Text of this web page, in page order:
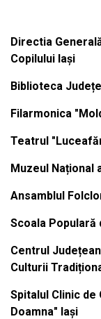
Directia
Copilului Iași
Biblioteca
Filarmonica
Teatrul
Muzeul Național
Ansamblul
Scoala
Centrul
Culturii
Spitalul Clinic
Doamna" Iași